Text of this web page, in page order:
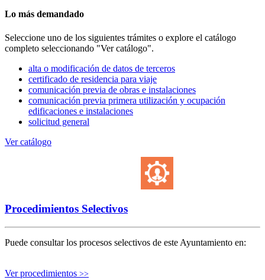
Lo más demandado
Seleccione uno de los siguientes trámites o explore el catálogo
completo seleccionando "Ver catálogo".
alta o modificación de datos de terceros
certificado de residencia para viaje
comunicación previa de obras e instalaciones
comunicación previa primera utilización y ocupación
edificaciones e instalaciones
solicitud general
Ver catálogo
Procedimientos Selectivos
Puede consultar los procesos selectivos de este Ayuntamiento en:
Ver procedimientos >>